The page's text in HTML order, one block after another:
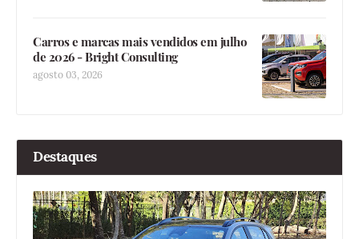
Carros e marcas mais vendidos em julho
de 2026 - Bright Consulting
agosto 03, 2026
Destaques